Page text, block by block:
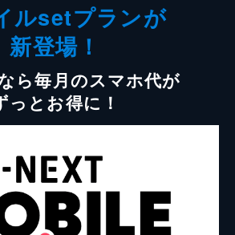
ルsetプランが
新登場！
ら毎月のスマホ代が
っとお得に！